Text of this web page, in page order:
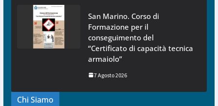
San Marino. Corso di
Formazione per il
conseguimento del
“Certificato di capacità tecnica
armaiolo”
7 Agosto 2026
Chi Siamo